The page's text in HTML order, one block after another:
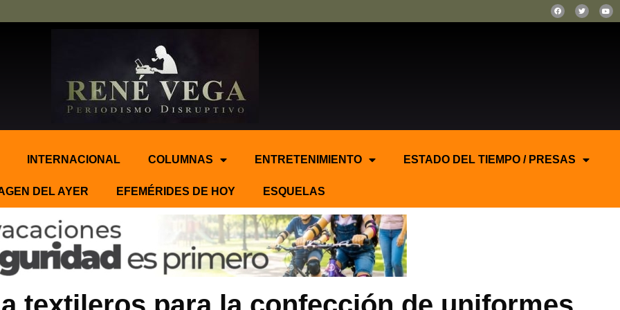
INTERNACIONAL COLUMNAS ENTRETENIMIENTO ESTADO DEL TIEMPO / PRESAS
DEL AYER EFEMÉRIDES DE HOY ESQUELAS